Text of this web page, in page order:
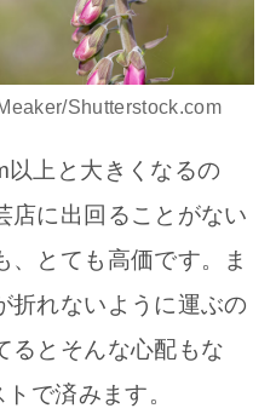
Shutterstock.com
以上と大きくなるの
店に出回ることがない
、とても高価です。ま
折れないように運ぶの
るとそんな心配もな
で済みます。